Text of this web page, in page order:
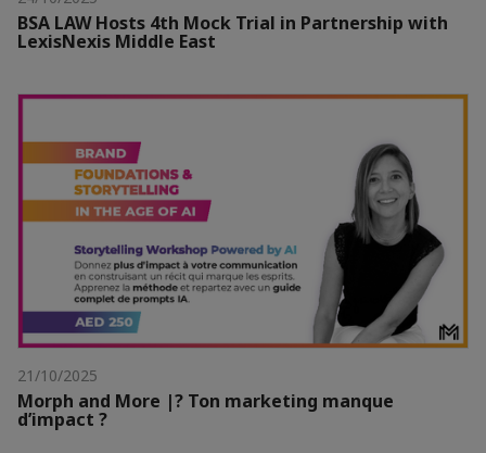
BSA LAW Hosts 4th Mock Trial in Partnership with
LexisNexis Middle East
21/10/2025
Morph and More |? Ton marketing manque
d’impact ?